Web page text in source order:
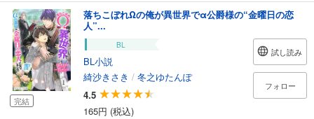
完結
落ちこぼれΩの俺が異世界でα公爵様の“金曜日の恋
人”...
BL
BL小説
綺沙きさき / 冬之ゆたんぽ
4.5
165円 (税込)
試し読み
フォロー